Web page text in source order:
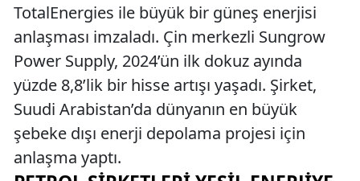
TotalEnergies ile büyük bir güneş enerjisi
anlaşması imzaladı. Çin merkezli Sungrow
Power Supply, 2024’ün ilk dokuz ayında
yüzde 8,8’lik bir hisse artışı yaşadı. Şirket,
Suudi Arabistan’da dünyanın en büyük
şebeke dışı enerji depolama projesi için
anlaşma yaptı.